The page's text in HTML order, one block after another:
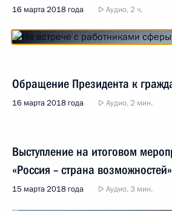
16 марта 2018 года Аудио, 2 ч.
Обращение Президента к
16 марта 2018 года Аудио, 2 мин.
Выступление на итоговом
«Россия – страна возможностей»
15 марта 2018 года Аудио, 3 мин.